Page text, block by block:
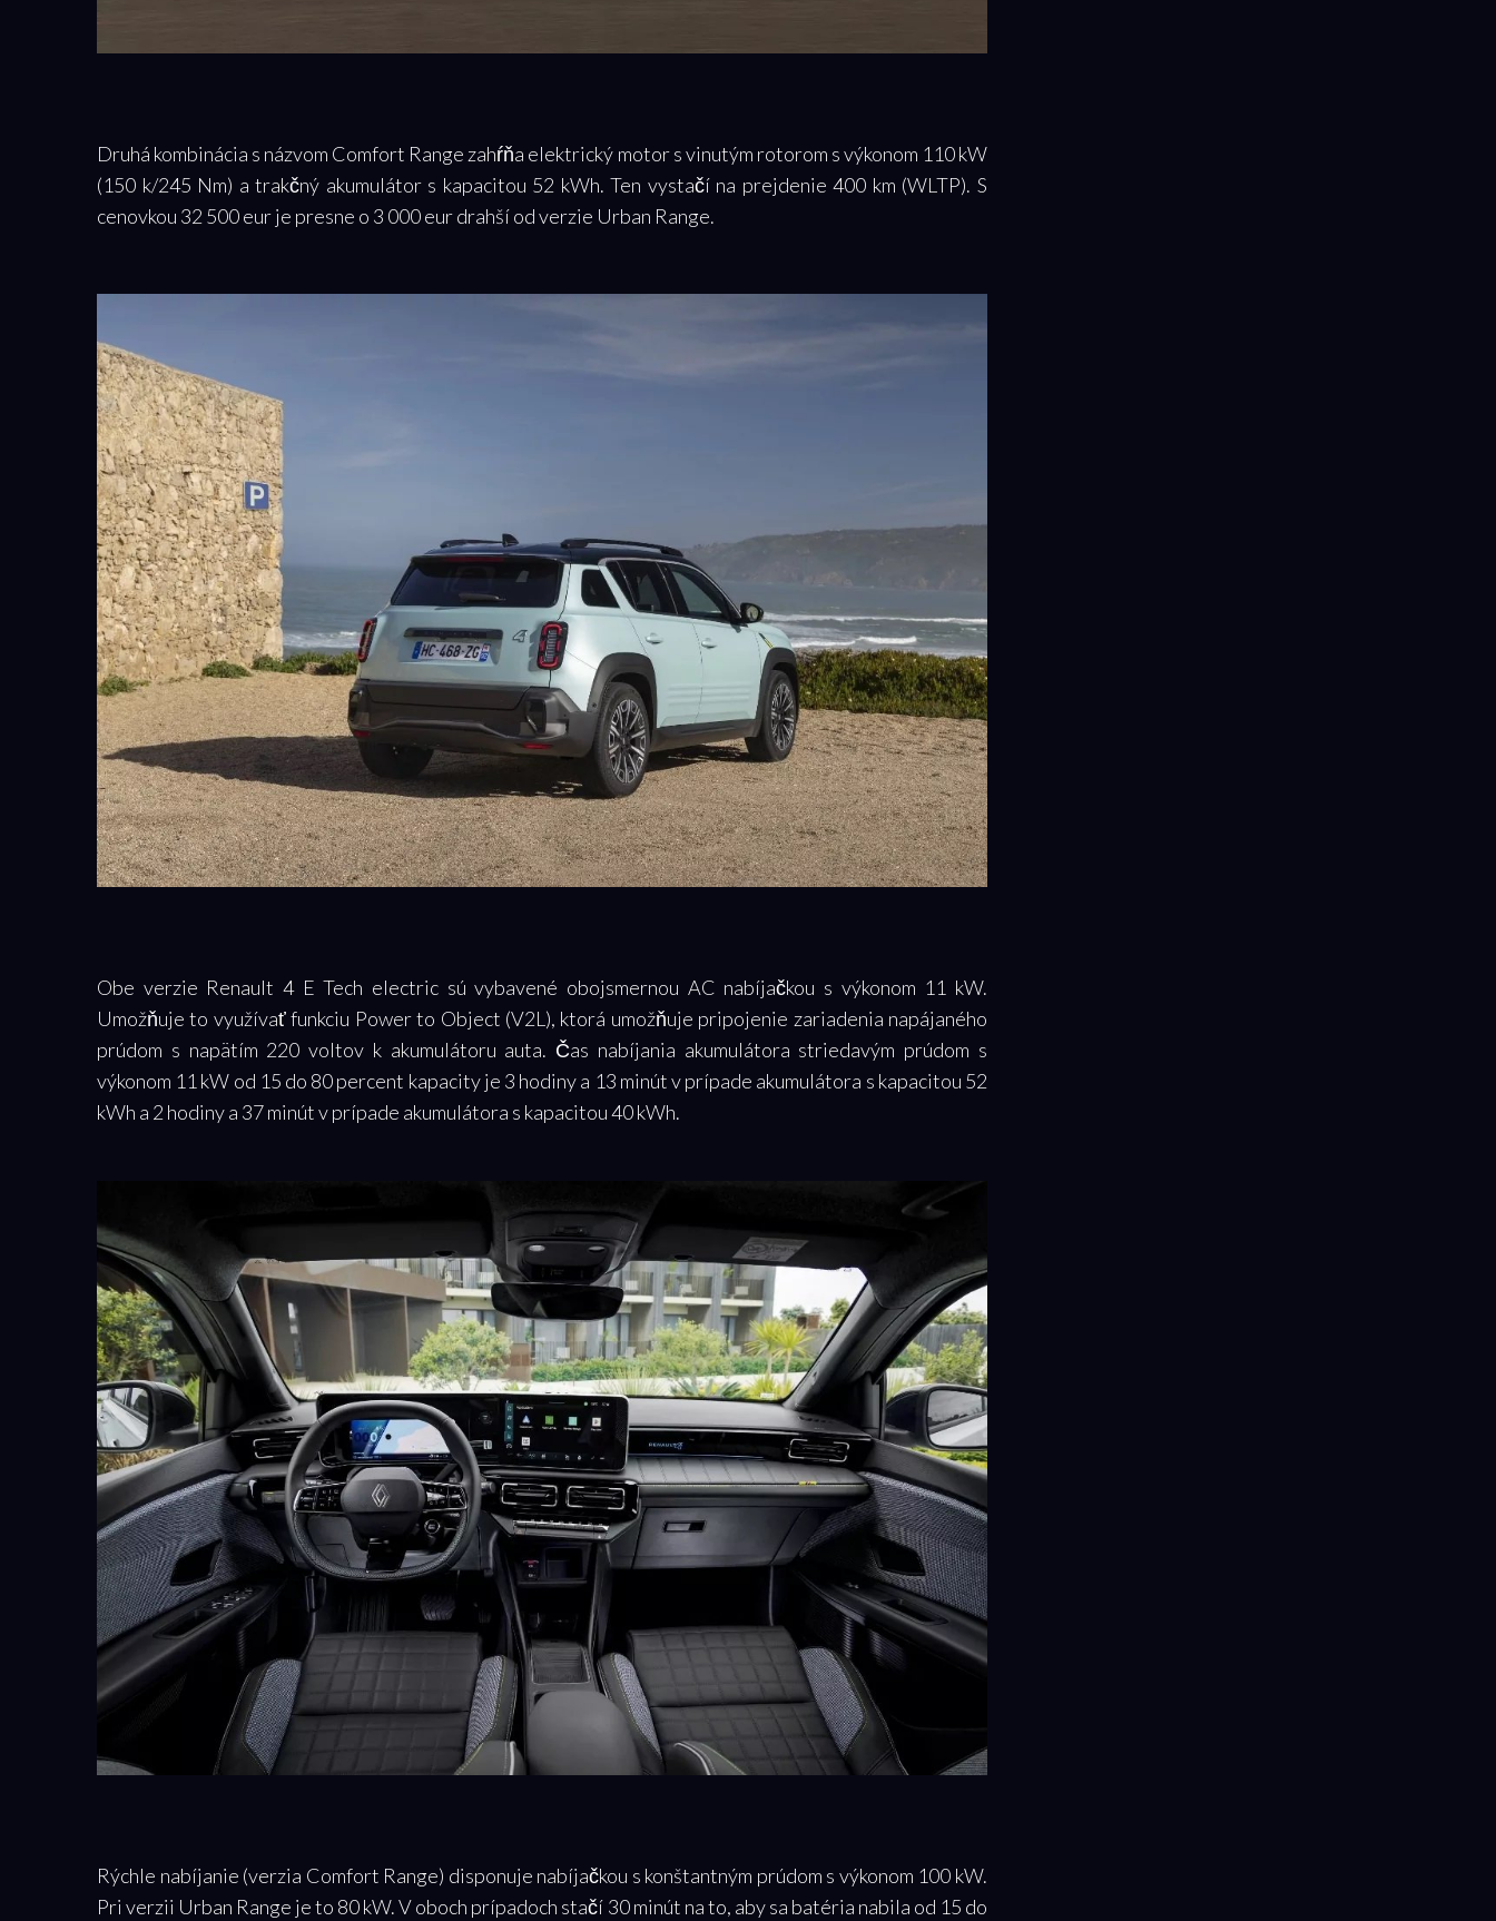
Druhá kombinácia s názvom Comfort Range zahŕňa elektrický motor s vinutým rotorom s výkonom 110 kW
(150 k/245 Nm) a trakčný akumulátor s kapacitou 52 kWh. Ten vystačí na prejdenie 400 km (WLTP). S
cenovkou 32 500 eur je presne o 3 000 eur drahší od verzie Urban Range.
Obe verzie Renault 4 E Tech electric sú vybavené obojsmernou AC nabíjačkou s výkonom 11 kW.
Umožňuje to využívať funkciu Power to Object (V2L), ktorá umožňuje pripojenie zariadenia napájaného
prúdom s napätím 220 voltov k akumulátoru auta. Čas nabíjania akumulátora striedavým prúdom s
výkonom 11 kW od 15 do 80 percent kapacity je 3 hodiny a 13 minút v prípade akumulátora s kapacitou 52
kWh a 2 hodiny a 37 minút v prípade akumulátora s kapacitou 40 kWh.
Rýchle nabíjanie (verzia Comfort Range) disponuje nabíjačkou s konštantným prúdom s výkonom 100 kW.
Pri verzii Urban Range je to 80 kW. V oboch prípadoch stačí 30 minút na to, aby sa batéria nabila od 15 do